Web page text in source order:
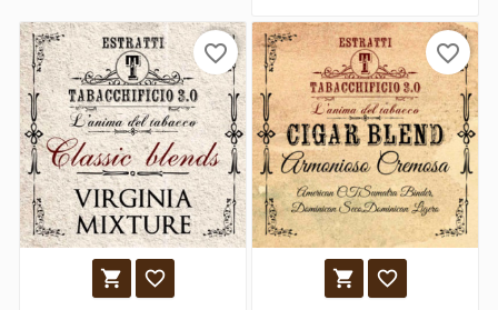
 
favorite_border
 
favorite_border